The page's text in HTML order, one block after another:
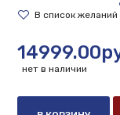
нет в наличии